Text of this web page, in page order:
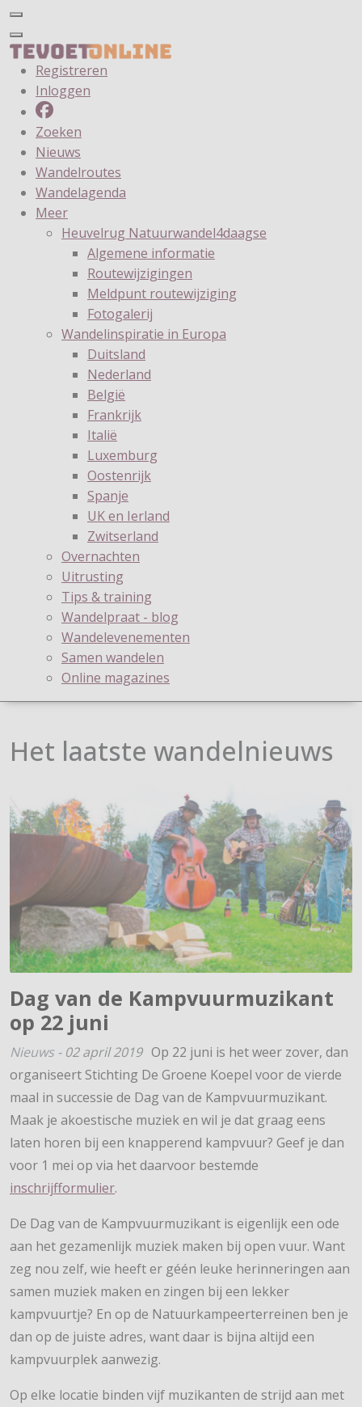
Registreren
Inloggen
Zoeken
Nieuws
Wandelroutes
Wandelagenda
Meer
Heuvelrug Natuurwandel4daagse
Algemene informatie
Routewijzigingen
Meldpunt routewijziging
Fotogalerij
Wandelinspiratie in Europa
Duitsland
Nederland
België
Frankrijk
Italië
Luxemburg
Oostenrijk
Spanje
UK en Ierland
Zwitserland
Overnachten
Uitrusting
Tips & training
Wandelpraat - blog
Wandelevenementen
Samen wandelen
Online magazines
Het laatste wandelnieuws
Dag van de Kampvuurmuzikant
op 22 juni
Nieuws - 02 april 2019 Op 22 juni is het weer zover, dan
organiseert Stichting De Groene Koepel voor de vierde
maal in successie de Dag van de Kampvuurmuzikant.
Maak je akoestische muziek en wil je dat graag eens
laten horen bij een knapperend kampvuur? Geef je dan
voor 1 mei op via het daarvoor bestemde
inschrijfformulier.
De Dag van de Kampvuurmuzikant is eigenlijk een ode
aan het gezamenlijk muziek maken bij open vuur. Want
zeg nou zelf, wie heeft er géén leuke herinneringen aan
samen muziek maken en zingen bij een lekker
kampvuurtje? En op de Natuurkampeerterreinen ben je
dan op de juiste adres, want daar is bijna altijd een
kampvuurplek aanwezig.
Op elke locatie binden vijf muzikanten de strijd aan met